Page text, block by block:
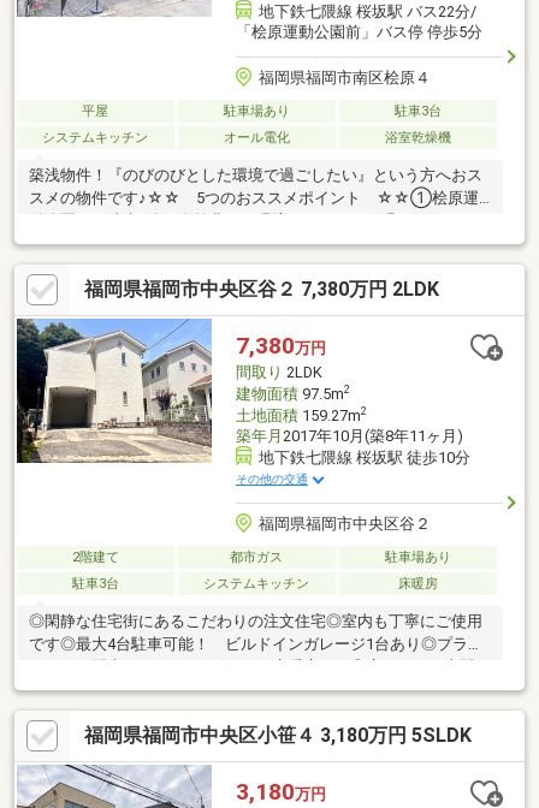
地下鉄七隈線 桜坂駅 バス22分/
「桧原運動公園前」バス停 停歩5分
福岡県福岡市南区桧原４
平屋 駐車場あり
駐車3台
システムキッチン
オール電化 浴室乾燥機
築浅物件！『のびのびとした環境で過ごしたい』という方へおス
スメの物件です♪☆☆ 5つのおススメポイント ☆☆①桧原運
動公園まで徒歩4分！自然豊かな環境でのびのびと過ごせますよ！
②オール電化住宅！太陽光パネルに蓄電池付きです♪③並列で３
台駐車可能♪④火災に強い省令準耐火なので安心かつ経済的！
⑤WIC＋SCL、リビングや脱衣所にも！たっぷりの収納でお家が
スッキリ片付きます♪◆西花畑小学校 / 花畑中学校地域密着の
弊社は入居後も全面バックアップをお約束いたします（＾＾♪
福岡県福岡市中央区谷２ 7,380万円 2LDK
7,380万円
間取り 2LDK
建物面積97.5m2
土地面積159.27m2
築年月 2017年10月(築8年11ヶ月)
地下鉄七隈線 桜坂駅 徒歩10分
その他の交通
福岡県福岡市中央区谷２
2階建て 都市ガス
駐車場あり
駐車3台
システムキッチン 床暖房
◎閑静な住宅街にあるこだわりの注文住宅◎室内も丁寧にご使用
です◎最大4台駐車可能！ ビルドインガレージ1台あり◎プライ
ペース◎電気自動車用の充電施設あり◎サウナルームございます♪
福岡県福岡市中央区小笹４ 3,180万円 5SLDK
3,180万円